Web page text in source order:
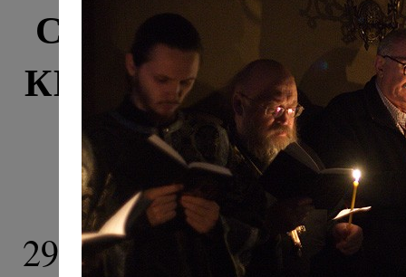
СЛУЖЕНИЕ
КИРИЛЛА В
ВЕЛИКИМ
29 февраля 2012